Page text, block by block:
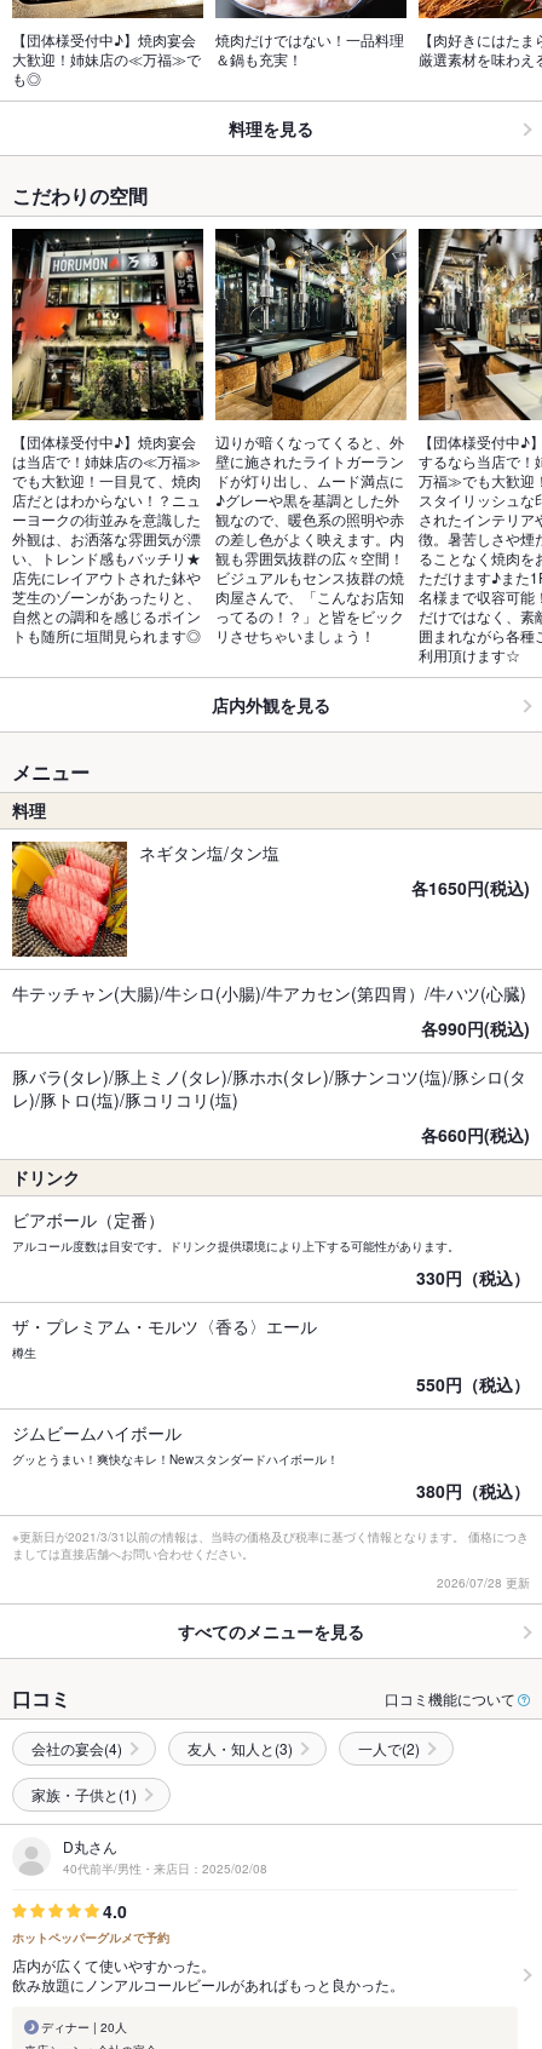
【団体様受付中♪】焼肉宴会
大歓迎！姉妹店の≪万福≫で
も◎
焼肉だけではない！一品料理
＆鍋も充実！
【肉好きにはた
厳選素材を味わえ
料理を見る
こだわりの空間
【団体様受付中♪】焼肉宴会
は当店で！姉妹店の≪万福≫
でも大歓迎！一目見て、焼肉
店だとはわからない！？ニュ
ーヨークの街並みを意識した
外観は、お洒落な雰囲気が漂
い、トレンド感もバッチリ★
店先にレイアウトされた鉢や
芝生のゾーンがあったりと、
自然との調和を感じるポイン
トも随所に垣間見られます◎
辺りが暗くなってくると、外
壁に施されたライトガーラン
ドが灯り出し、ムード満点に
♪グレーや黒を基調とした外
観なので、暖色系の照明や赤
の差し色がよく映えます。内
観も雰囲気抜群の広々空間！
ビジュアルもセンス抜群の焼
肉屋さんで、「こんなお店知
ってるの！？」と皆をビック
リさせちゃいましょう！
【団体様受付中♪
するなら当店で
万福≫でも大歓迎
スタイリッシュな
されたインテリア
徴。暑苦しさや煙
ることなく焼肉を
ただけます♪また
名様まで収容可能
だけではなく、素
囲まれながら各種
利用頂けます☆
店内外観を見る
メニュー
料理
ネギタン塩/タン塩
各1650円(税込)
牛テッチャン(大腸)/牛シロ(小腸)/牛アカセン(第四胃）/牛ハツ(心臓)
各990円(税込)
豚バラ(タレ)/豚上ミノ(タレ)/豚ホホ(タレ)/豚ナンコツ(塩)/豚シロ(タ
レ)/豚トロ(塩)/豚コリコリ(塩)
各660円(税込)
ドリンク
ビアボール（定番）
アルコール度数は目安です。ドリンク提供環境により上下する可能性があります。
330円（税込）
ザ・プレミアム・モルツ〈香る〉エール
樽生
550円（税込）
ジムビームハイボール
グッとうまい！爽快なキレ！Newスタンダードハイボール！
380円（税込）
※更新日が2021/3/31以前の情報は、当時の価格及び税率に基づく情報となります。 価格につき
ましては直接店舗へお問い合わせください。
2026/07/28 更新
すべてのメニューを見る
口コミ 口コミ機能について
会社の宴会(4) 友人・知人と(3) 一人で(2)
家族・子供と(1)
D丸さん
40代前半/男性・来店日：2025/02/08
4.0
ホットペッパーグルメで予約
店内が広くて使いやすかった。
飲み放題にノンアルコールビールがあればもっと良かった。
ディナー | 20人